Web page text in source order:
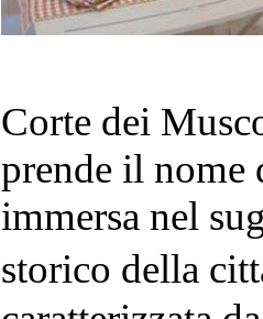
Corte dei
prende il nome
immersa nel
storico della